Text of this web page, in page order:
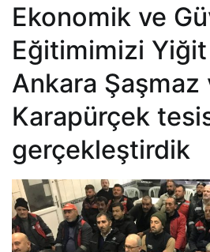
Ekonomik ve
Eğitimimizi Yiğit
Ankara Şaşmaz
Karapürçek
gerçekleştirdik